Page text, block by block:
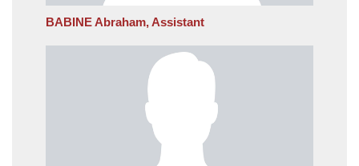
BABINE Abraham, Assistant